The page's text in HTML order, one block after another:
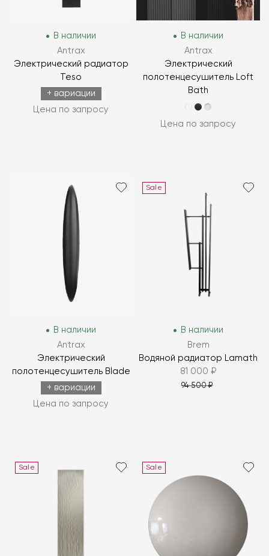
В наличии
Antrax
Электрический радиатор
Teso
+ вариации
Цена по запросу
В наличии
Antrax
Электрический
полотенцесушитель Loft
Bath
Цена по запросу
В наличии
Antrax
Электрический
полотенцесушитель Blade
+ вариации
Цена по запросу
Sale
В наличии
Brem
Водяной радиатор Lamath
81 000 ₽
94 500 ₽
Sale Sale